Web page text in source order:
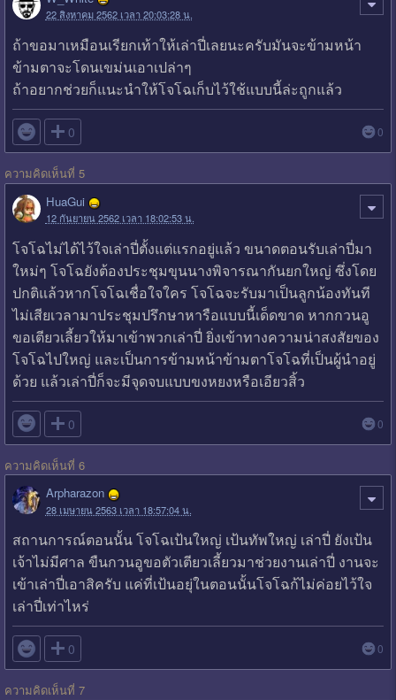
22 สิงหาคม 2562 เวลา 20:03:28 น.
ถ้าขอมาเหมือนเรียกเท้าให้เล่าปี่เลยนะครับมันจะข้ามหน้า
ข้ามตาจะโดนเขม่นเอาเปล่าๆ
ถ้าอยากช่วยก็แนะนำให้โจโฉเก็บไว้ใช้แบบนี้ล่ะถูกแล้ว
 0 0
ความคิดเห็นที่ 5
HuaGui
12 กันยายน 2562 เวลา 18:02:53 น.
โจโฉไม่ได้ไว้ใจเล่าปี่ตั้งแต่แรกอยู่แล้ว ขนาดตอนรับเล่าปี่มา
ใหม่ๆ โจโฉยังต้องประชุมขุนนางพิจารณากันยกใหญ่ ซึ่งโดย
ปกติแล้วหากโจโฉเชื่อใจใคร โจโฉจะรับมาเป็นลูกน้องทันที
ไม่เสียเวลามาประชุมปรึกษาหารือแบบนี้เด็ดขาด หากกวนอู
ขอเตียวเลี้ยวให้มาเข้าพวกเล่าปี่ ยิ่งเข้าทางความน่าสงสัยของ
โจโฉไปใหญ่ และเป็นการข้ามหน้าข้ามตาโจโฉที่เป็นผู้นำอยู่
ด้วย แล้วเล่าปี่ก็จะมีจุดจบแบบขงหยงหรือเอียวสิ้ว
 0 0
ความคิดเห็นที่ 6
Arpharazon
28 เมษายน 2563 เวลา 18:57:04 น.
สถานการณ์ตอนนั้น โจโฉเป้นใหญ่ เป้นทัพใหญ่ เล่าปี่ ยังเป้น
เจ้าไม่มีศาล ขืนกวนอูขอตัวเตียวเลี้ยวมาช่วยงานเล่าปี่ งานจะ
เข้าเล่าปี่เอาสิครับ แค่ที่เป้นอยุ่ในตอนนั้นโจโฉก้ไม่ค่อยไว้ใจ
เล่าปี่เท่าไหร่
 0 0
ความคิดเห็นที่ 7